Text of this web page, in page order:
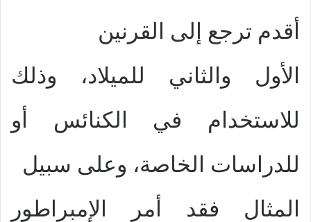
أقدم ترجع إلى القرنين
الأول والثاني للميلاد، وذلك
للاستخدام في الكنائس أو
للدراسات الخاصة، وعلى سبيل
المثال فقد أمر الإمبراطور